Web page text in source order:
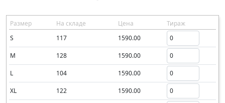
Размер На складе Цена
Тираж
S
117 1590.00
M 128 1590.00
L 104 1590.00
XL 122 1590.00